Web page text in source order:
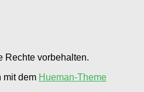
Rechte vorbehalten.
mit dem Hueman-Theme